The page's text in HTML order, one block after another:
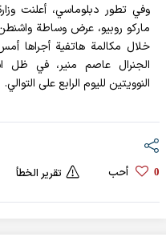
وفي تطور دبلوماسي، أعلنت
ماركو روبيو، عرض وساطة
خلال مكالمة هاتفية أجراها
الجنرال عاصم منير، في ظل
النوويتين لليوم الرابع على التوالي.
0 أحب تقرير الخطأ